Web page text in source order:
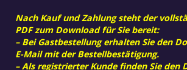
Nach Kauf und Zahlung steht der
PDF zum Download für Sie bereit:
– Bei Gastbestellung erhalten Sie den
E-Mail mit der Bestellbestätigung.
– Als registrierter Kunde finden Sie den